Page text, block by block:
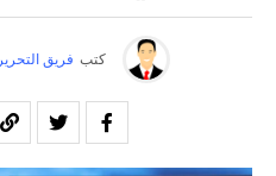
كتب فريق التحرير